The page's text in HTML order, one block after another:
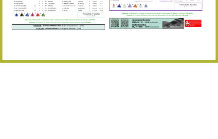
Abuztaren 12a / 12 de
15/08 17:05 Abuztuaren 15a / 15 de
30/08 17:30 Abuztuaren 30a / 30 de